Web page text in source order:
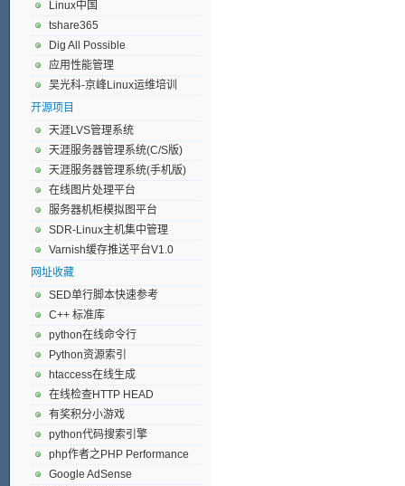
Linux中国
tshare365
Dig All Possible
应用性能管理
吴光科-京峰Linux运维培训
开源项目
天涯LVS管理系统
天涯服务器管理系统(C/S版)
天涯服务器管理系统(手机版)
在线图片处理平台
服务器机柜模拟图平台
SDR-Linux主机集中管理
Varnish缓存推送平台V1.0
网址收藏
SED单行脚本快速参考
C++ 标准库
python在线命令行
Python资源索引
htaccess在线生成
在线检查HTTP HEAD
有奖积分小游戏
python代码搜索引擎
php作者之PHP Performance
Google AdSense